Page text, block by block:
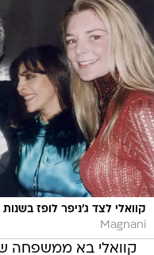
קוואלי לצד ג'ניפר לופז בשנות ה-
Magnani
קוואלי בא ממשפחה